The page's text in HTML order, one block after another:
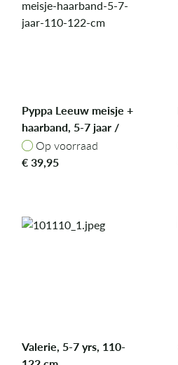
Pyppa Leeuw meisje +
haarband, 5-7 jaar /
110-122 cm
Op voorraad
Op voorraad
€39,95
Valerie, 5-7 yrs, 110-